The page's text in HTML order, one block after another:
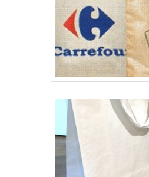
desnecessários.Existem
para a Brassac Comércio de
tornado destaque quando
uma empresa que
serviços de qualidade.
motivos são: Equipe
consultores associados;
vasta experiência na área
Equipe de alta qualidade;
qualidade onde são realizadas
Amplo catálogo de
Equipamentos de última